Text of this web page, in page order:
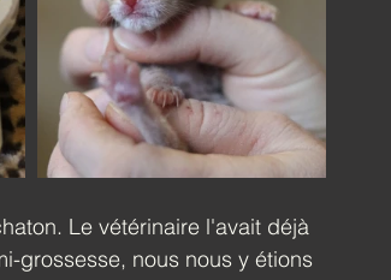
Le vétérinaire l'avait déjà
grossesse, nous nous y étions